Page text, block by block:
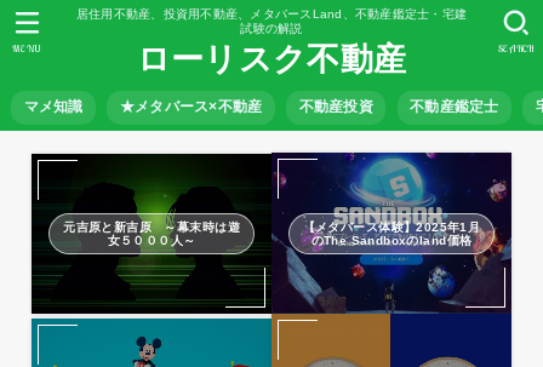
居住用不動産、投資用不動産、メタバースLand、不動産鑑定士・宅建
試験の解説
ローリスク不動産
マメ知識 ★メタバース×不動産 不動産投資 不動産鑑定士
SEARCH
MENU
元吉原と新吉原 ～幕末時は遊
女５０００人～
【メタバース体験】2025年1月
のThe Sandboxのland価格